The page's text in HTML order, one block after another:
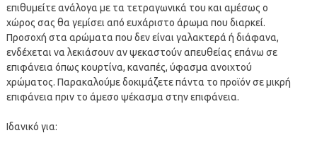
επιθυμείτε ανάλογα με τα τετραγωνικά του και αμέσως ο
χώρος σας θα γεμίσει από ευχάριστο άρωμα που διαρκεί.
Προσοχή στα αρώματα που δεν είναι γαλακτερά ή διάφανα,
ενδέχεται να λεκιάσουν αν ψεκαστούν απευθείας επάνω σε
επιφάνεια όπως κουρτίνα, καναπές, ύφασμα ανοιχτού
χρώματος. Παρακαλούμε δοκιμάζετε πάντα το προϊόν σε μικρή
επιφάνεια πριν το άμεσο ψέκασμα στην επιφάνεια.
Ιδανικό για: